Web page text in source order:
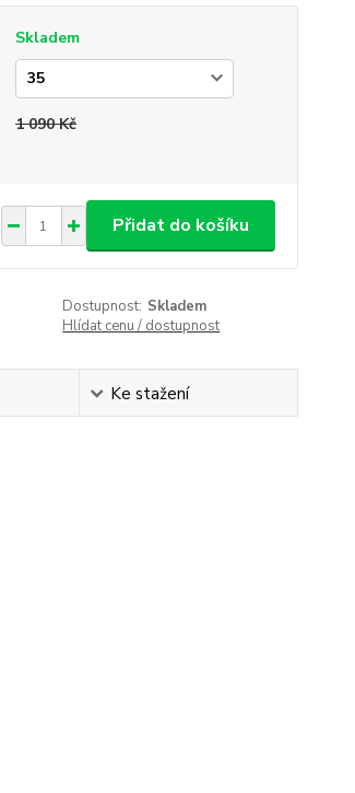
Skladem
1 090 Kč
Přidat do košíku
Dostupnost: Skladem
Hlídat cenu / dostupnost
Ke stažení